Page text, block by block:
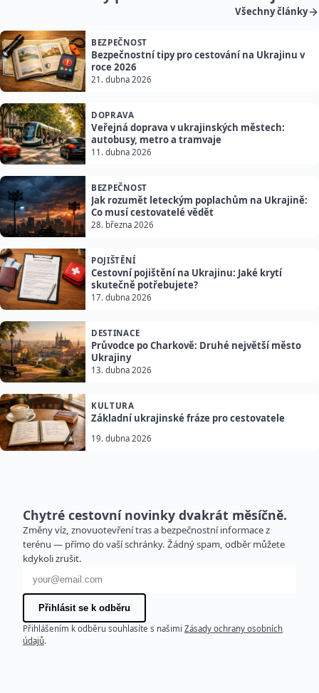
Všechny články
BEZPEČNOST
Bezpečnostní tipy pro cestování na Ukrajinu v
roce 2026
21. dubna 2026
DOPRAVA
Veřejná doprava v ukrajinských městech:
autobusy, metro a tramvaje
11. dubna 2026
BEZPEČNOST
Jak rozumět leteckým poplachům na Ukrajině:
Co musí cestovatelé vědět
28. března 2026
POJIŠTĚNÍ
Cestovní pojištění na Ukrajinu: Jaké krytí
skutečně potřebujete?
17. dubna 2026
DESTINACE
Průvodce po Charkově: Druhé největší město
Ukrajiny
13. dubna 2026
KULTURA
Základní ukrajinské fráze pro cestovatele
19. dubna 2026
Chytré cestovní novinky dvakrát měsíčně.
Změny víz, znovuotevření tras a bezpečnostní informace z
terénu — přímo do vaší schránky. Žádný spam, odběr můžete
kdykoli zrušit.
E-mailová adresa
Přihlásit se k odběru
Přihlášením k odběru souhlasíte s našimi Zásady ochrany osobních
údajů.